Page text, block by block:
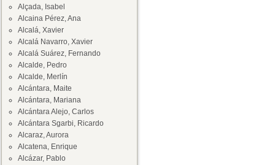
Alçada, Isabel
Alcaina Pérez, Ana
Alcalá, Xavier
Alcalá Navarro, Xavier
Alcalá Suárez, Fernando
Alcalde, Pedro
Alcalde, Merlín
Alcántara, Maite
Alcántara, Mariana
Alcántara Alejo, Carlos
Alcántara Sgarbi, Ricardo
Alcaraz, Aurora
Alcatena, Enrique
Alcázar, Pablo